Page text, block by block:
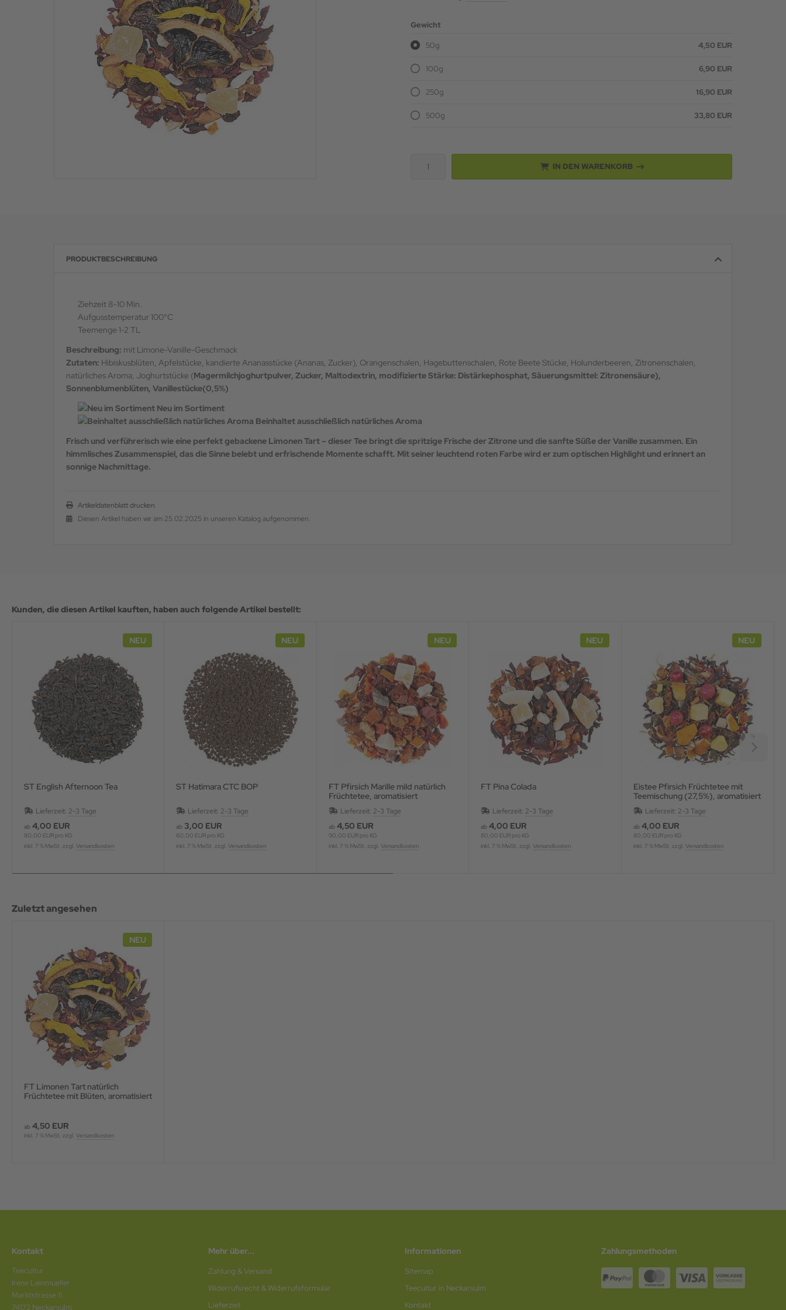
Gewicht
50g 4,50 EUR
100g 6,90 EUR
250g 16,90 EUR
500g 33,80 EUR
IN DEN WARENKORB
PRODUKTBESCHREIBUNG
Ziehzeit 8-10 Min.
Aufgusstemperatur 100°C
Teemenge 1-2 TL
Beschreibung: mit Limone-Vanille-Geschmack
Zutaten: Hibiskusblüten, Apfelstücke, kandierte Ananasstücke (Ananas, Zucker), Orangenschalen, Hagebuttenschalen, Rote Beete Stücke, Holunderbeeren, Zitronenschalen,
natürliches Aroma, Joghurtstücke (Magermilchjoghurtpulver, Zucker, Maltodextrin, modifizierte Stärke: Distärkephosphat, Säuerungsmittel: Zitronensäure),
Sonnenblumenblüten, Vanillestücke(0,5%)
Neu im Sortiment
Beinhaltet ausschließlich natürliches Aroma
Frisch und verführerisch wie eine perfekt gebackene Limonen Tart – dieser Tee bringt die spritzige Frische der Zitrone und die sanfte Süße der Vanille zusammen. Ein
himmlisches Zusammenspiel, das die Sinne belebt und erfrischende Momente schafft. Mit seiner leuchtend roten Farbe wird er zum ­optischen Highlight und erinnert an
sonnige Nachmittage.
Artikeldatenblatt drucken
Diesen Artikel haben wir am 25.02.2025 in unseren Katalog aufgenommen.
Kunden, die diesen Artikel kauften, haben auch folgende Artikel bestellt:
NEU
ST English Afternoon Tea
Lieferzeit: 2-3 Tage
ab 4,00 EUR
80,00 EUR pro KG
inkl. 7 % MwSt. zzgl. Versandkosten
NEU
ST Hatimara CTC BOP
Lieferzeit: 2-3 Tage
ab 3,00 EUR
60,00 EUR pro KG
inkl. 7 % MwSt. zzgl.Versandkosten
NEU
FT Pfirsich Marille mild natürlich
Früchtetee, aromatisiert
Lieferzeit: 2-3 Tage
ab 4,50 EUR
90,00 EUR pro KG
inkl. 7 % MwSt. zzgl. Versandkosten
NEU
FT Pina Colada
Lieferzeit: 2-3 Tage
ab 4,00 EUR
80,00 EUR pro KG
inkl. 7 % MwSt. zzgl.Versandkosten
NEU
Eistee Pfirsich Früchtetee mit
Teemischung (27,5%), aromatisiert
Lieferzeit: 2-3 Tage
ab 4,00 EUR
80,00 EUR pro KG
inkl. 7 % MwSt. zzgl. Versandkosten
Zuletzt angesehen
NEU
FT Limonen Tart natürlich
Früchtetee mit Blüten, aromatisiert
ab 4,50 EUR
inkl. 7 % MwSt. zzgl. Versandkosten
Kontakt
Teecultur
Irene Leinmueller
Marktstrasse 11
74172 Neckarsulm
Mehr über...
Zahlung & Versand
Widerrufsrecht & Widerrufsformular
Lieferzeit
Informationen
Sitemap
Teecultur in Neckarsulm
Kontakt
Zahlungsmethoden